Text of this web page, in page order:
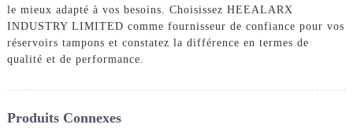
le mieux adapté à vos besoins. Choisissez HEEALARX
INDUSTRY LIMITED comme fournisseur de confiance pour vos
réservoirs tampons et constatez la différence en termes de
qualité et de performance.
Produits Connexes